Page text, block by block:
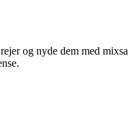
og nyde dem med